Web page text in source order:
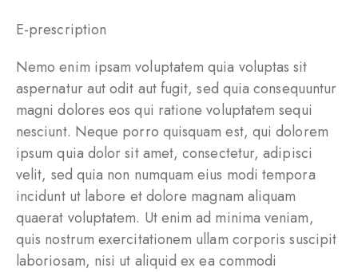
E-prescription
Nemo enim ipsam voluptatem quia voluptas sit
aspernatur aut odit aut fugit, sed quia consequuntur
magni dolores eos qui ratione voluptatem sequi
nesciunt. Neque porro quisquam est, qui dolorem
ipsum quia dolor sit amet, consectetur, adipisci
velit, sed quia non numquam eius modi tempora
incidunt ut labore et dolore magnam aliquam
quaerat voluptatem. Ut enim ad minima veniam,
quis nostrum exercitationem ullam corporis suscipit
laboriosam, nisi ut aliquid ex ea commodi